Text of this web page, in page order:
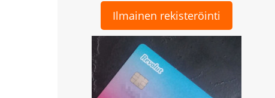
Ilmainen rekisteröinti